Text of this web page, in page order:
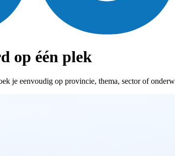
op één plek
je eenvoudig op provincie, thema, sector of